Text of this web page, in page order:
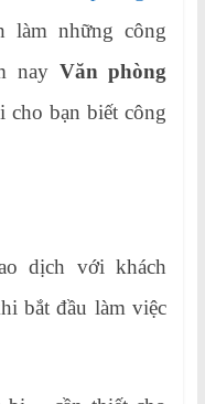
làm những công
nay Văn phòng
cho bạn biết công
dịch với khách
bắt đầu làm việc